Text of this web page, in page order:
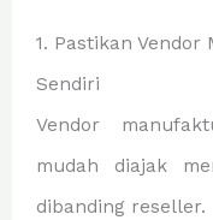
1. Pastikan
Sendiri
Vendor
mudah diajak
dibanding reseller.